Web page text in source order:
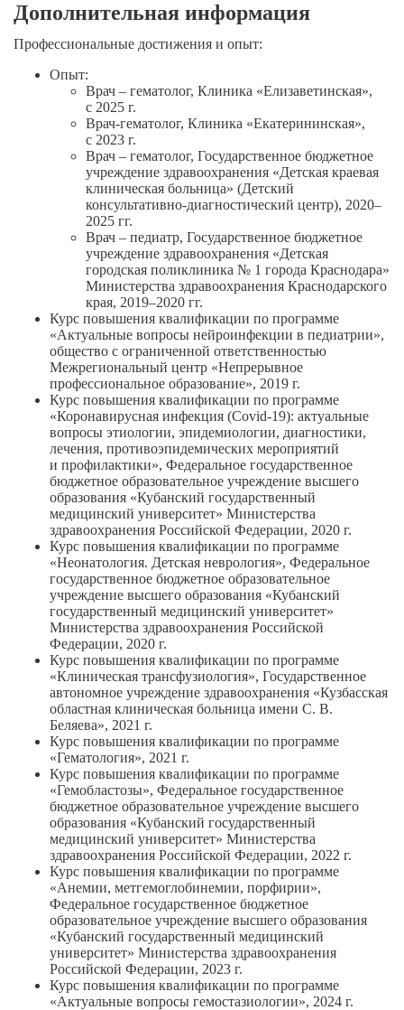
Дополнительная информация
Профессиональные достижения и опыт:
Опыт:
Врач – гематолог, Клиника «Елизаветинская»,
с 2025 г.
Врач-гематолог, Клиника «Екатерининская»,
с 2023 г.
Врач – гематолог, Государственное бюджетное
учреждение здравоохранения «Детская краевая
клиническая больница» (Детский
консультативно-диагностический центр), 2020–
2025 гг.
Врач – педиатр, Государственное бюджетное
учреждение здравоохранения «Детская
городская поликлиника № 1 города Краснодара»
Министерства здравоохранения Краснодарского
края, 2019–2020 гг.
Курс повышения квалификации по программе
«Актуальные вопросы нейроинфекции в педиатрии»,
общество с ограниченной ответственностью
Межрегиональный центр «Непрерывное
профессиональное образование», 2019 г.
Курс повышения квалификации по программе
«Коронавирусная инфекция (Covid-19): актуальные
вопросы этиологии, эпидемиологии, диагностики,
лечения, противоэпидемических мероприятий
и профилактики», Федеральное государственное
бюджетное образовательное учреждение высшего
образования «Кубанский государственный
медицинский университет» Министерства
здравоохранения Российской Федерации, 2020 г.
Курс повышения квалификации по программе
«Неонатология. Детская неврология», Федеральное
государственное бюджетное образовательное
учреждение высшего образования «Кубанский
государственный медицинский университет»
Министерства здравоохранения Российской
Федерации, 2020 г.
Курс повышения квалификации по программе
«Клиническая трансфузиология», Государственное
автономное учреждение здравоохранения «Кузбасская
областная клиническая больница имени С. В.
Беляева», 2021 г.
Курс повышения квалификации по программе
«Гематология», 2021 г.
Курс повышения квалификации по программе
«Гемобластозы», Федеральное государственное
бюджетное образовательное учреждение высшего
образования «Кубанский государственный
медицинский университет» Министерства
здравоохранения Российской Федерации, 2022 г.
Курс повышения квалификации по программе
«Анемии, метгемоглобинемии, порфирии»,
Федеральное государственное бюджетное
образовательное учреждение высшего образования
«Кубанский государственный медицинский
университет» Министерства здравоохранения
Российской Федерации, 2023 г.
Курс повышения квалификации по программе
«Актуальные вопросы гемостазиологии», 2024 г.